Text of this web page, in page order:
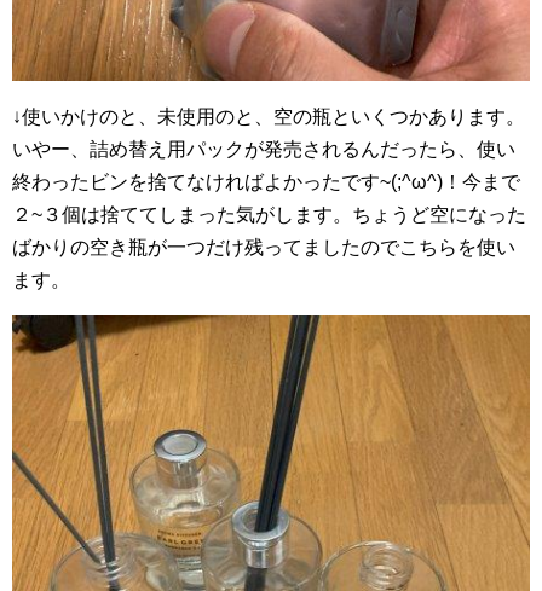
↓使いかけのと、未使用のと、空の瓶といくつかあります。
いやー、詰め替え用パックが発売されるんだったら、使い
終わったビンを捨てなければよかったです~(;^ω^)！今まで
２~３個は捨ててしまった気がします。ちょうど空になった
ばかりの空き瓶が一つだけ残ってましたのでこちらを使い
ます。